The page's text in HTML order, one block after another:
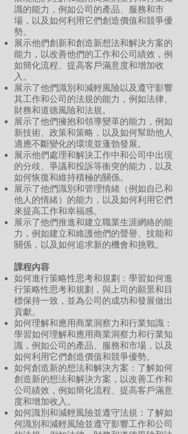
識的能力，例如公司的產品、服務和市
場，以及如何利用它們創造價值和競爭優
勢。
展示他們創新和創造新想法和解決方案的
能力，以改善他們的工作和公司績效，例
如簡化流程、提高客戶滿意度和增加收
入。
展示了他們識別和減輕風險以及遵守影響
其工作和公司的法規的能力，例如法律、
財務和道德風險和法規。
展示了他們擁抱和領導變革的能力，例如
新技術、政策和策略，以及如何幫助他人
適應不斷變化的環境並蓬勃發展。
展示他們處理和解決工作中和公司中出現
的分歧、爭議和投訴等衝突的能力，以及
如何恢復和維持積極的關係。
展示了他們識別和管理情緒（例如自己和
他人的情緒）的能力，以及如何利用它們
來提高工作和幸福感。
展示了他們推進和建立職業生涯網絡的能
力，例如建立和維護他們的聲譽、技能和
關係，以及如何追求新的機會和挑戰。
課程內容
如何進行策略性思考和規劃：學習如何進
行策略性思考和規劃，與上司的願景和目
標保持一致，並為公司的成功和發展做出
貢獻。
如何理解和應用商業洞察力和行業知識：
學習如何理解和應用商業洞察力和行業知
識，例如公司的產品、服務和市場，以及
如何利用它們創造價值和競爭優勢。
如何創造新的想法和解決方案：了解如何
創造新的想法和解決方案，以改善工作和
公司績效，例如簡化流程、提高客戶滿意
度和增加收入。
如何識別和減輕風險並遵守法規：了解如
何識別和減輕風險並遵守影響工作和公司